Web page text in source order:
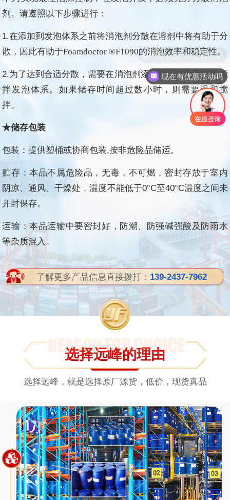
剂。请遵照以下步骤进行：
1.在添加到发泡体系之前将消泡剂分散在溶剂中将有助于分
散，因此有助于Foamdoctor®F1090的消泡效率和稳定性。
2.为了达到合适分散，需要在消泡剂添加期间或之后立即搅
拌发泡体系。如果储存时间超过数小时，则需要温和搅
拌。
★储存包装
包装：提供塑桶或协商包装,按非危险品储运。
贮存：本品不属危险品，无毒，不可燃，密封存放于室内
阴凉、通风、干燥处，温度不能低于0°C至40°C温度之间未
开封保存。
运输：本品运输中要密封好，防潮、防强碱强酸及防雨水
等杂质混入。
了解更多产品信息直接拨打： 139-2437-7962
选择远峰的理由
选择远峰，就是选择原厂源货，低价，现货真品
现在有优惠活动吗